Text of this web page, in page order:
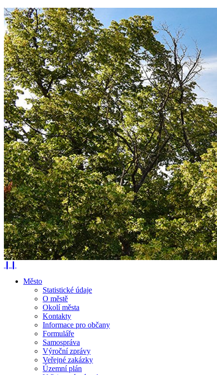
Město
Statistické údaje
O městě
Okolí města
Kontakty
Informace pro občany
Formuláře
Samospráva
Výroční zprávy
Veřejné zakázky
Územní plán